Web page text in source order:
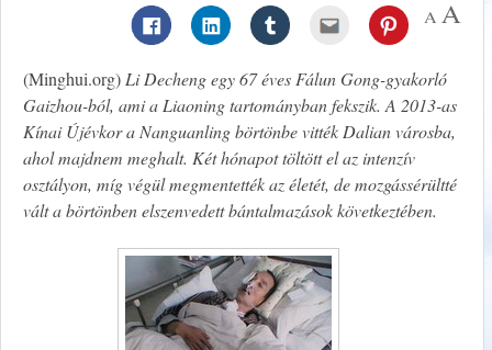
(Minghui.org)Li Decheng egy 67 éves Fálun Gong-gyakorló
Gaizhou-ból, ami a Liaoning tartományban fekszik. A 2013-as
Kínai Újévkor a Nanguanling börtönbe vitték Dalian városba,
ahol majdnem meghalt. Két hónapot töltött el az intenzív
osztályon, míg végül megmentették az életét, de mozgássérültté
vált a börtönben elszenvedett bántalmazások következtében.